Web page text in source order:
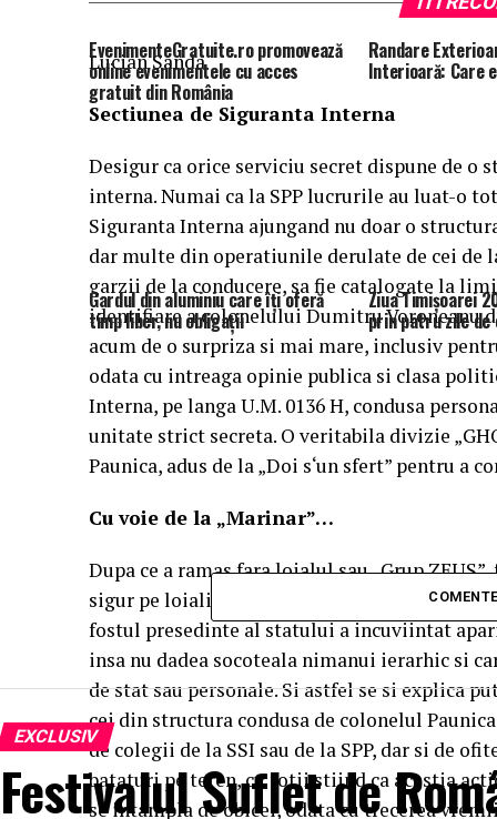
Lucian Sanda
Sectiunea de Siguranta Interna
Desigur ca orice serviciu secret dispune de o
interna. Numai ca la SPP lucrurile au luat-o
Siguranta Interna ajungand nu doar o
dar multe din operatiunile derulate de cei de
garzii de la conducere, sa fie catalogate la
identifiare a colonelului Dumitru Voroneanu
acum de o surpriza si mai mare, inclusiv
odata cu intreaga opinie publica si clasa
Interna, pe langa U.M. 0136 H, condusa
unitate strict secreta. O veritabila divizie
Paunica, adus de la „Doi s‘un sfert” pentru a
Cu voie de la „Marinar”…
Dupa ce a ramas fara loialul sau „Grup
sigur pe loialitatea unora dintre ofiterii SPP
fostul presedinte al statului a incuviintat
insa nu dadea socoteala nimanui ierarhic si
de stat sau personale. Si astfel se si explica
cei din structura condusa de colonelul
de colegii de la SSI sau de la SPP, dar si de
bataturi pe teren, cu totii stiind ca acestia
se intampla de obicei, odata cu trecerea
EvenimenteGratuite.ro promovează
online evenimentele cu acces
gratuit din România
Randare
Interioară: Care
Gardul din aluminiu care îți oferă
timp liber, nu obligații
Ziua Timișoarei
prin patru zile de
EXCLUSIV
Festivalul Suflet de